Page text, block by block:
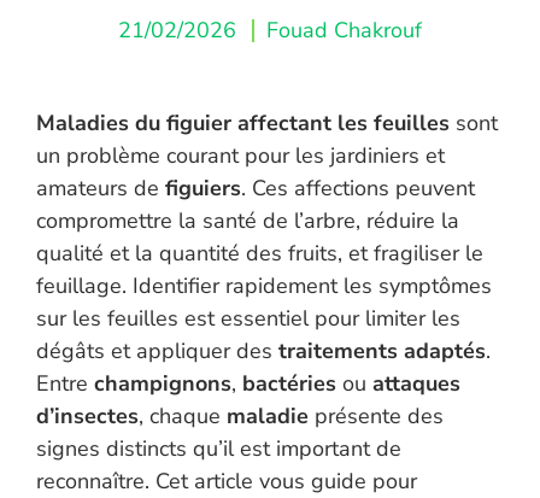
21/02/2026 Fouad Chakrouf
Maladies du figuier affectant les feuilles sont
un problème courant pour les jardiniers et
amateurs de figuiers. Ces affections peuvent
compromettre la santé de l’arbre, réduire la
qualité et la quantité des fruits, et fragiliser le
feuillage. Identifier rapidement les symptômes
sur les feuilles est essentiel pour limiter les
dégâts et appliquer des traitements adaptés.
Entre champignons, bactéries ou attaques
d’insectes, chaque maladie présente des
signes distincts qu’il est important de
reconnaître. Cet article vous guide pour